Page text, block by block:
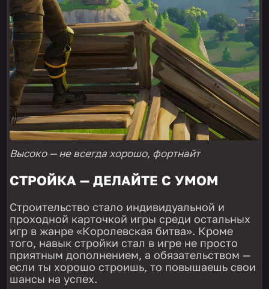
Высоко — не всегда хорошо, фортнайт
СТРОЙКА — ДЕЛАЙТЕ С УМОМ
Строительство стало индивидуальной и
проходной карточкой игры среди остальных
игр в жанре «Королевская битва». Кроме
того, навык стройки стал в игре не просто
приятным дополнением, а обязательством —
если ты хорошо строишь, то повышаешь свои
шансы на успех.